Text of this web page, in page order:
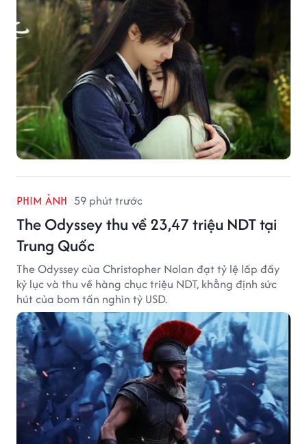
PHIM ẢNH 59 phút trước
The Odyssey thu về 23,47 triệu NDT tại
Trung Quốc
The Odyssey của Christopher Nolan đạt tỷ lệ lấp đầy
kỷ lục và thu về hàng chục triệu NDT, khẳng định sức
hút của bom tấn nghìn tỷ USD.